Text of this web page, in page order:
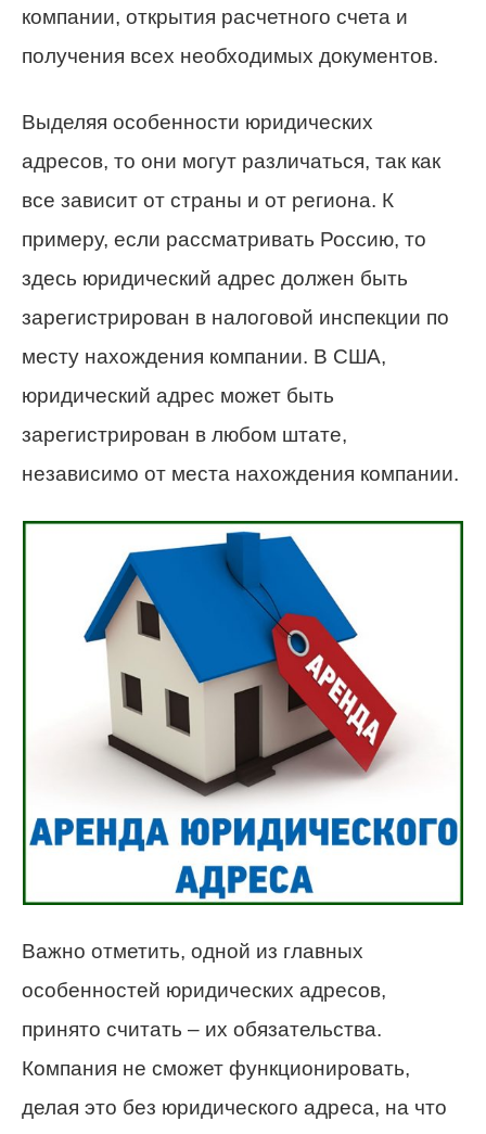
компании, открытия расчетного счета и
получения всех необходимых документов.
Выделяя особенности юридических
адресов, то они могут различаться, так как
все зависит от страны и от региона. К
примеру, если рассматривать Россию, то
здесь юридический адрес должен быть
зарегистрирован в налоговой инспекции по
месту нахождения компании. В США,
юридический адрес может быть
зарегистрирован в любом штате,
независимо от места нахождения компании.
Важно отметить, одной из главных
особенностей юридических адресов,
принято считать – их обязательства.
Компания не сможет функционировать,
делая это без юридического адреса, на что